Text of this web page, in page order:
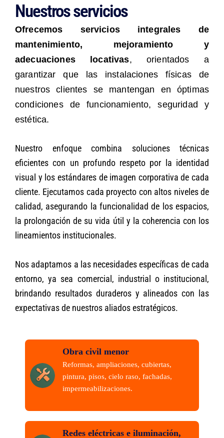
Nuestros servicios
Ofrecemos servicios integrales de
mantenimiento, mejoramiento y
adecuaciones locativas, orientados a
garantizar que las instalaciones físicas de
nuestros clientes se mantengan en óptimas
condiciones de funcionamiento, seguridad y
estética.
Nuestro enfoque combina soluciones técnicas
eficientes con un profundo respeto por la identidad
visual y los estándares de imagen corporativa de cada
cliente. Ejecutamos cada proyecto con altos niveles de
calidad, asegurando la funcionalidad de los espacios,
la prolongación de su vida útil y la coherencia con los
lineamientos institucionales.
Nos adaptamos a las necesidades específicas de cada
entorno, ya sea comercial, industrial o institucional,
brindando resultados duraderos y alineados con las
expectativas de nuestros aliados estratégicos.
Obra civil menor
Reformas, ampliaciones, cubiertas,
pintura, pisos, cielo raso, fachadas,
impermeabilizaciones.
Redes eléctricas e iluminación,